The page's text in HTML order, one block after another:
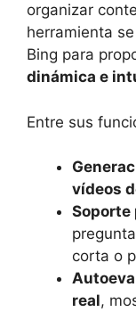
organizar
herramienta
Bing para
dinámica e
Entre sus
vídeos
Soporte
corta o
real,